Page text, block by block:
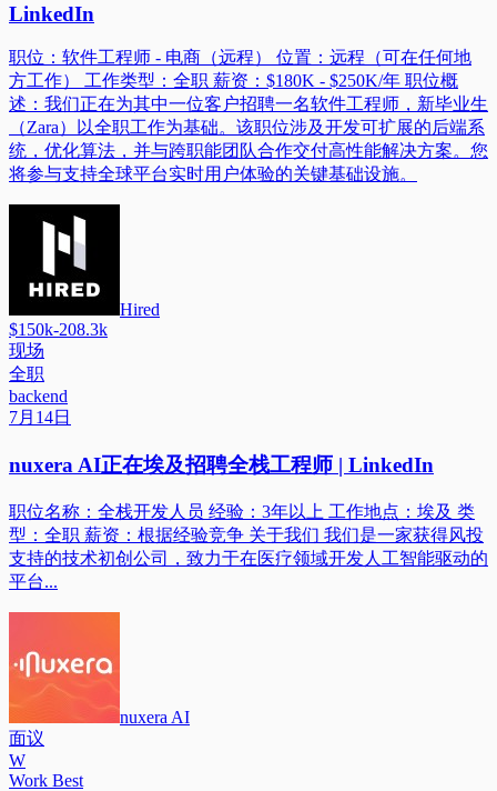
LinkedIn
职位：软件工程师 - 电商（远程） 位置：远程（可在任何地
方工作） 工作类型：全职 薪资：$180K - $250K/年 职位概
述：我们正在为其中一位客户招聘一名软件工程师，新毕业生
（Zara）以全职工作为基础。该职位涉及开发可扩展的后端系
统，优化算法，并与跨职能团队合作交付高性能解决方案。您
将参与支持全球平台实时用户体验的关键基础设施。
Hired
$150k-208.3k
现场
全职
backend
7月14日
nuxera AI正在埃及招聘全栈工程师 | LinkedIn
职位名称：全栈开发人员 经验：3年以上 工作地点：埃及 类
型：全职 薪资：根据经验竞争 关于我们 我们是一家获得风投
支持的技术初创公司，致力于在医疗领域开发人工智能驱动的
平台...
nuxera AI
面议
W
Work Best